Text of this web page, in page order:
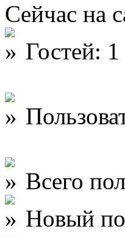
Сейчас на
Гостей: 1
Всего
Новый